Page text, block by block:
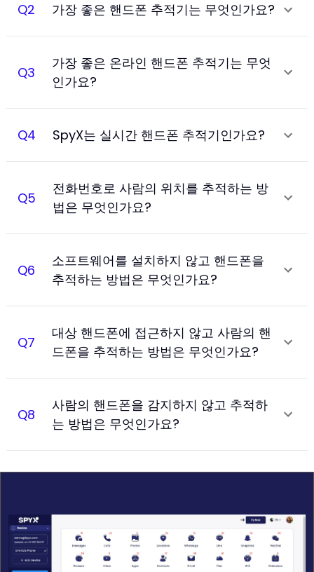
Q2 가장 좋은 핸드폰 추적기는 무엇인가요?
Q3
가장 좋은 온라인 핸드폰 추적기는 무엇
인가요?
Q4 SpyX는 실시간 핸드폰 추적기인가요?
Q5
전화번호로 사람의 위치를 추적하는 방
법은 무엇인가요?
Q6
소프트웨어를 설치하지 않고 핸드폰을
추적하는 방법은 무엇인가요?
Q7
대상 핸드폰에 접근하지 않고 사람의 핸
드폰을 추적하는 방법은 무엇인가요?
Q8
사람의 핸드폰을 감지하지 않고 추적하
는 방법은 무엇인가요?